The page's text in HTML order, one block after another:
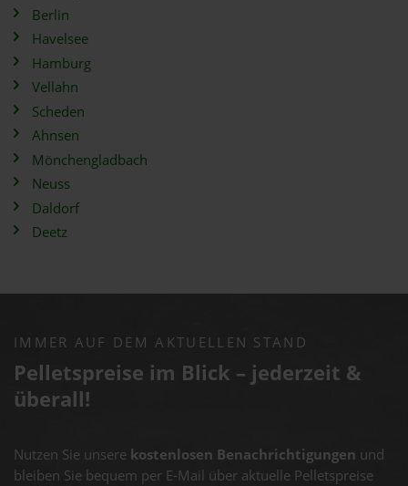
Berlin
Havelsee
Hamburg
Vellahn
Scheden
Ahnsen
Mönchengladbach
Neuss
Daldorf
Deetz
IMMER AUF DEM AKTUELLEN STAND
Pelletspreise im Blick – jederzeit &
überall!
Nutzen Sie unsere kostenlosen Benachrichtigungen und
bleiben Sie bequem per E-Mail über aktuelle Pelletspreise